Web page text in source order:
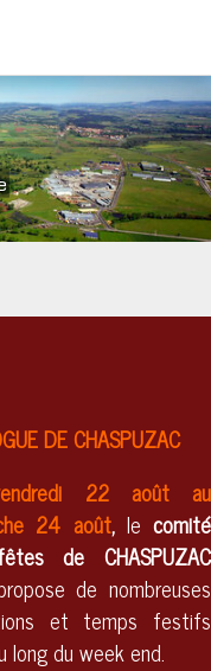
ouvert sur le
DE CHASPUZAC
22 août au
24 août, le comité
de CHASPUZAC
de nombreuses
et temps festifs
long du week end.